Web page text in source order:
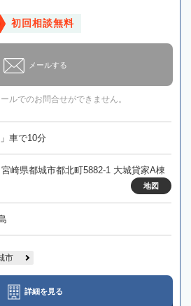
初回相談無料
メールする
ルでのお問合せができません。
車で10分
崎県都城市都北町5882-1 大城貸家A棟
地図
市
詳細を見る